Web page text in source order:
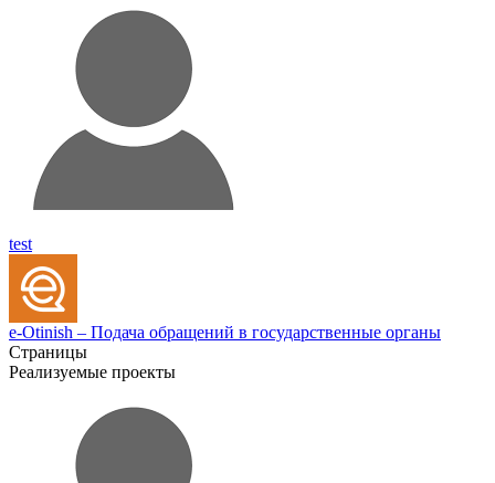
test
e-Otinish – Подача обращений в государственные органы
Страницы
Реализуемые проекты